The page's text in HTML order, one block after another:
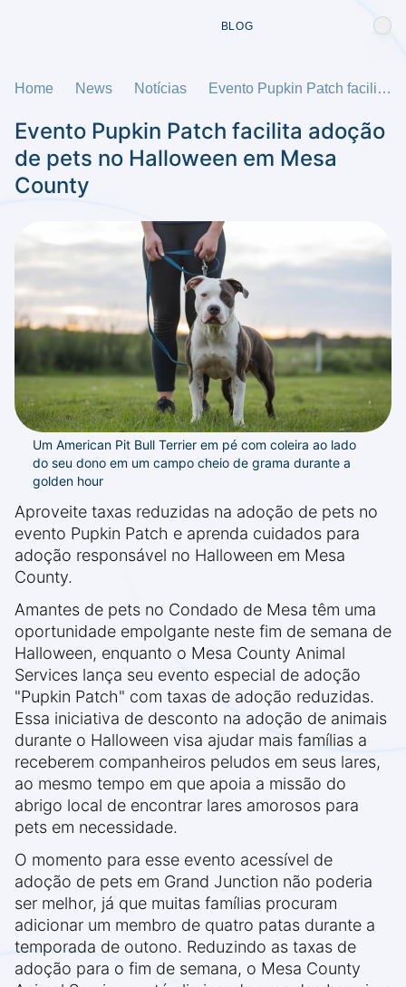
BLOG
Home News Notícias Evento Pupkin Patch facilita adoção de pets no Halloween em Mesa County
Evento Pupkin Patch facilita adoção
de pets no Halloween em Mesa
County
Um American Pit Bull Terrier em pé com coleira ao lado
do seu dono em um campo cheio de grama durante a
golden hour
Aproveite taxas reduzidas na adoção de pets no
evento Pupkin Patch e aprenda cuidados para
adoção responsável no Halloween em Mesa
County.
Amantes de pets no Condado de Mesa têm uma
oportunidade empolgante neste fim de semana de
Halloween, enquanto o Mesa County Animal
Services lança seu evento especial de adoção
"Pupkin Patch" com taxas de adoção reduzidas.
Essa iniciativa de desconto na adoção de animais
durante o Halloween visa ajudar mais famílias a
receberem companheiros peludos em seus lares,
ao mesmo tempo em que apoia a missão do
abrigo local de encontrar lares amorosos para
pets em necessidade.
O momento para esse evento acessível de
adoção de pets em Grand Junction não poderia
ser melhor, já que muitas famílias procuram
adicionar um membro de quatro patas durante a
temporada de outono. Reduzindo as taxas de
adoção para o fim de semana, o Mesa County